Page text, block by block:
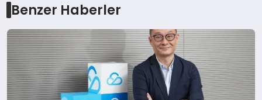
Benzer Haberler